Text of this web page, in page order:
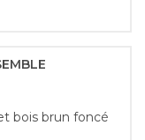
bois brun foncé